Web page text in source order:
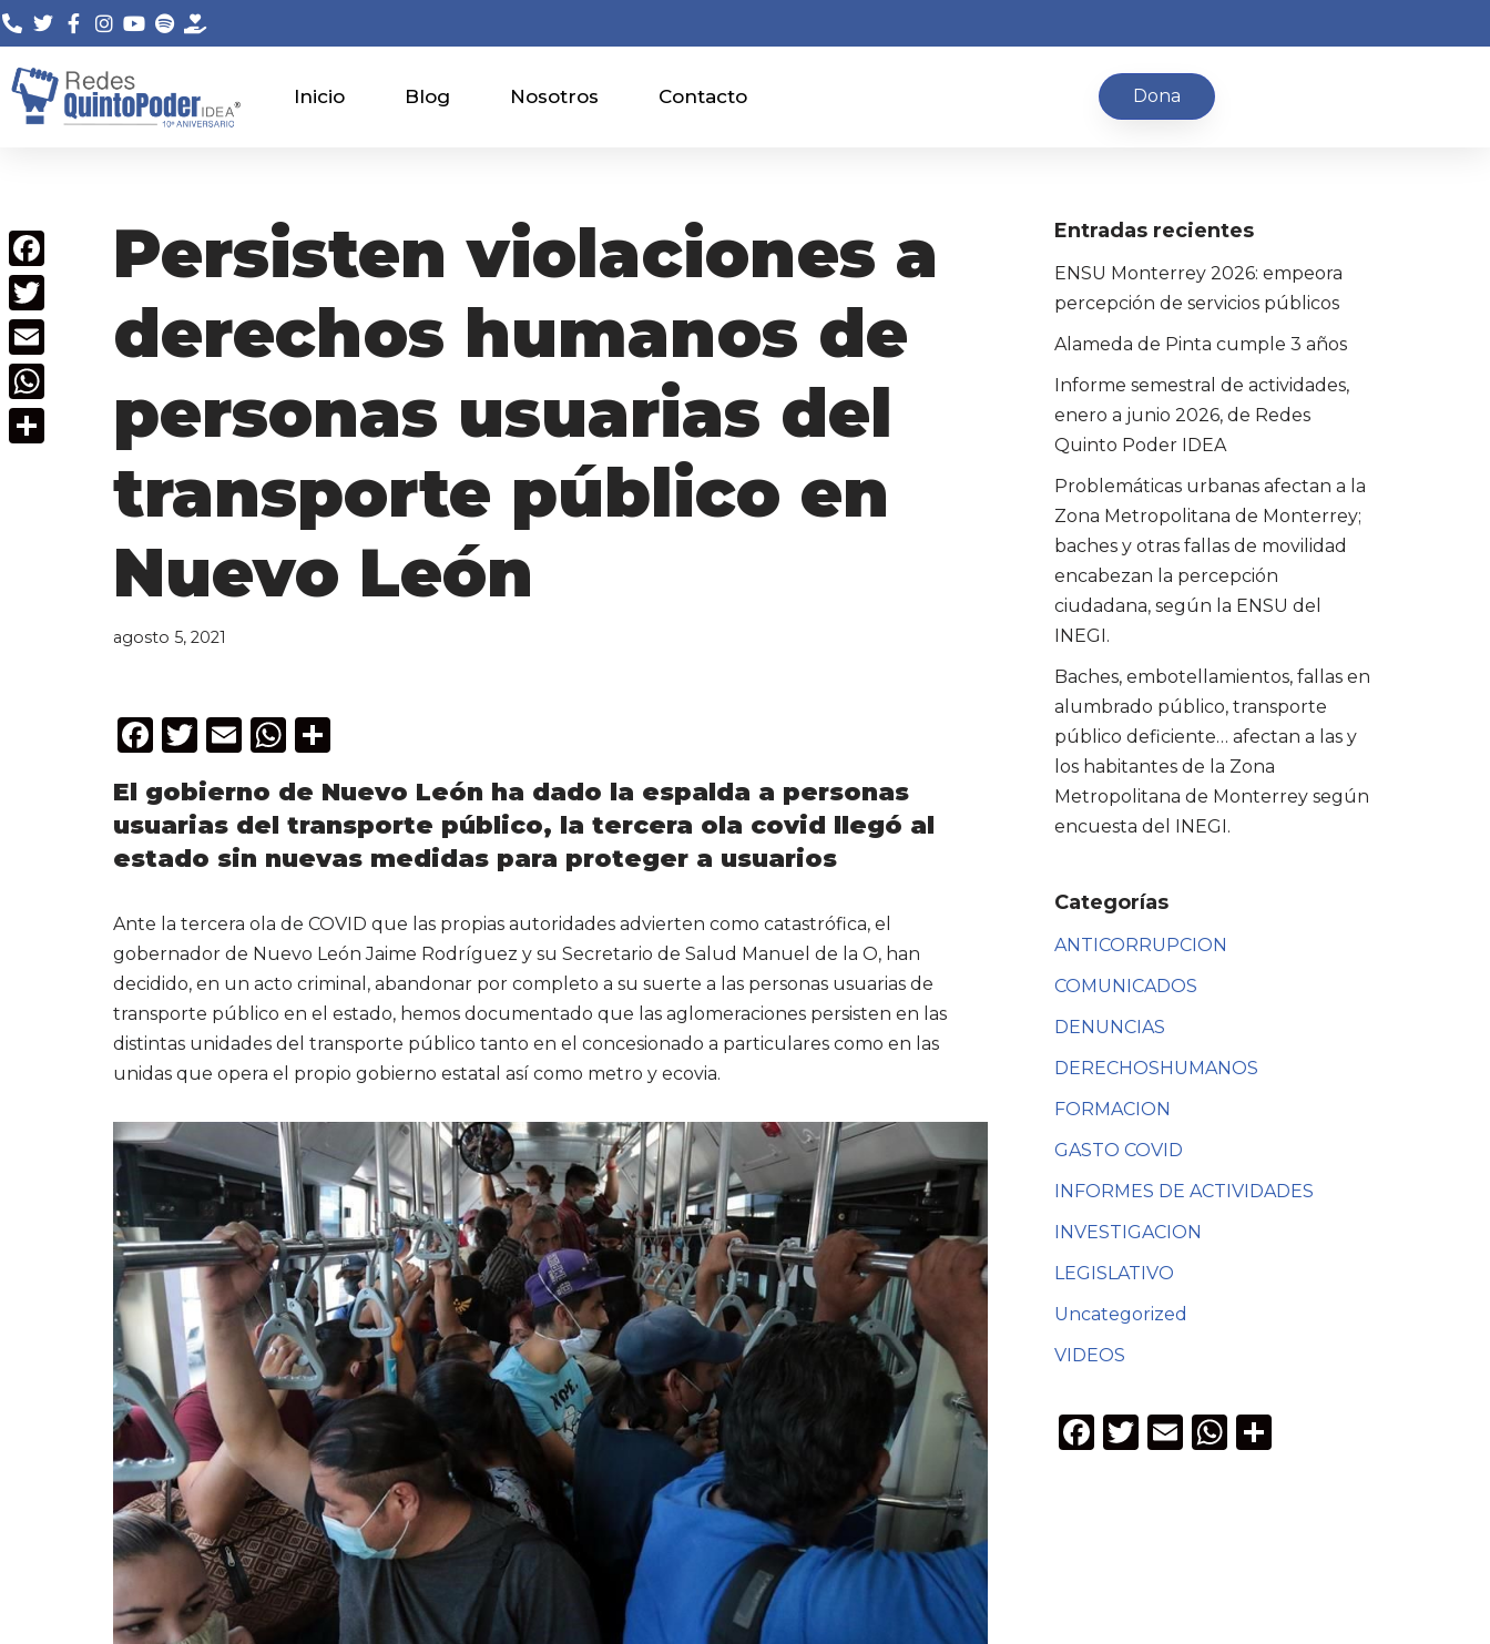
al
contenido
Inicio Blog Nosotros Contacto Dona
Persisten violaciones a
derechos humanos de
personas usuarias del
transporte público en
Nuevo León
agosto 5, 2021
F
c
e
b
o
o
k
T
w
it
te
r
E
ai
l
W
a
ts
A
p
p
m
p
ar
ti
r
El gobierno de Nuevo León ha dado la espalda a personas
usuarias del transporte público, la tercera ola covid llegó al
estado sin nuevas medidas para proteger a usuarios
Ante la tercera ola de COVID que las propias autoridades advierten como catastrófica, el
gobernador de Nuevo León Jaime Rodríguez y su Secretario de Salud Manuel de la O, han
decidido, en un acto criminal, abandonar por completo a su suerte a las personas usuarias de
transporte público en el estado, hemos documentado que las aglomeraciones persisten en las
distintas unidades del transporte público tanto en el concesionado a particulares como en las
unidas que opera el propio gobierno estatal así como metro y ecovia.
Entradas recientes
ENSU Monterrey 2026: empeora
percepción de servicios públicos
Alameda de Pinta cumple 3 años
Informe semestral de actividades,
enero a junio 2026, de Redes
Quinto Poder IDEA
Problemáticas urbanas afectan a la
Zona Metropolitana de Monterrey;
baches y otras fallas de movilidad
encabezan la percepción
ciudadana, según la ENSU del
INEGI.
Baches, embotellamientos, fallas en
alumbrado público, transporte
público deficiente… afectan a las y
los habitantes de la Zona
Metropolitana de Monterrey según
encuesta del INEGI.
Categorías
ANTICORRUPCION
COMUNICADOS
DENUNCIAS
DERECHOSHUMANOS
FORMACION
GASTO COVID
INFORMES DE ACTIVIDADES
INVESTIGACION
LEGISLATIVO
Uncategorized
VIDEOS
F
T
E
W
Facebook
Twitter
Email
WhatsApp